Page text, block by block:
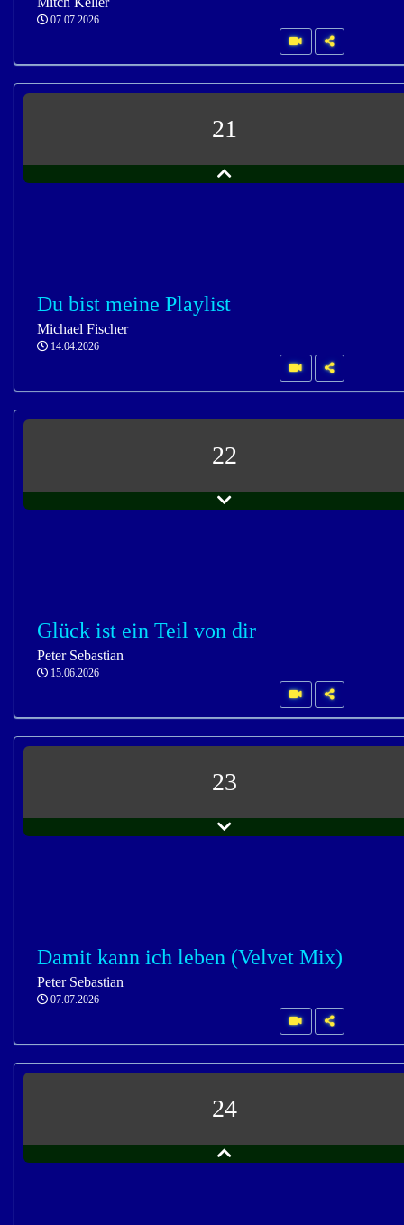
07.07.2026
21
Du bist meine Playlist
Michael Fischer
14.04.2026
22
Glück ist ein Teil von dir
Peter Sebastian
15.06.2026
23
Damit kann ich leben (Velvet Mix)
Peter Sebastian
07.07.2026
24